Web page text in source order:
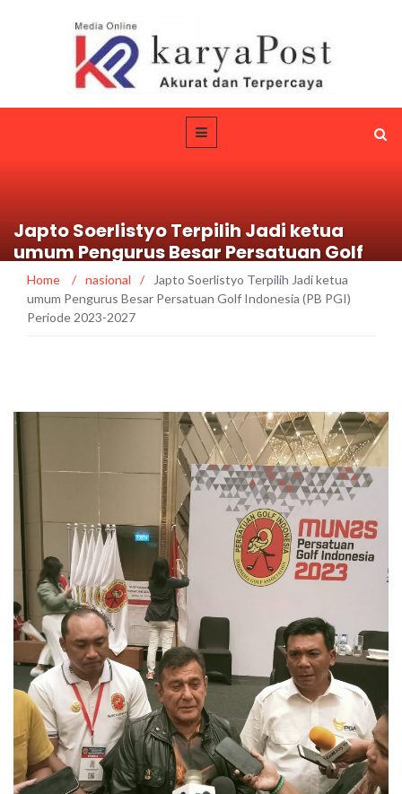
Japto Soerlistyo Terpilih Jadi ketua
umum Pengurus Besar Persatuan Golf
Indonesia (PB PGI) Periode 2023-2027
Home / nasional /
Japto Soerlistyo Terpilih Jadi ketua
umum Pengurus Besar Persatuan Golf Indonesia (PB PGI)
Periode 2023-2027